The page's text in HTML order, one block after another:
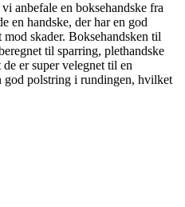
anbefale en boksehandske fra
en handske, der har en god
skader. Boksehandsken til
til sparring, plethandske
er super velegnet til en
polstring i rundingen, hvilket